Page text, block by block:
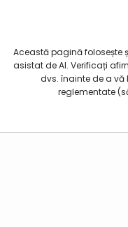
Această pagină folosește
asistat de AI. Verificați
dvs. înainte de a
reglementate